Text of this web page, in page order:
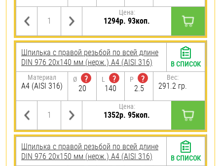
Цена:
1294р. 93коп.
Шпилька с правой резьбой по всей длине
DIN 976 20х140 мм (нерж.) A4 (AISI 316)
Материал
A4 (AISI 316)
Ø
?
20
L
?
140
P
?
2.5
Вес:
291.2 гр.
Цена:
1352р. 95коп.
В СПИСОК
Шпилька с правой резьбой по всей длине
DIN 976 20х150 мм (нерж.) A4 (AISI 316)
В СПИСОК